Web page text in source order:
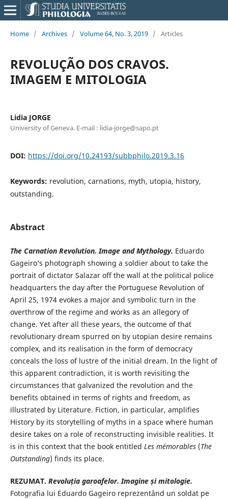
Home / Archives / Volume 64, No. 3, 2019 / Articles
REVOLUÇÃO DOS CRAVOS.
IMAGEM E MITOLOGIA
Lidia JORGE
University of Geneva. E-mail : lidia-jorge@sapo.pt
DOI: https://doi.org/10.24193/subbphilo.2019.3.16
Keywords: revolution, carnations, myth, utopia, history,
outstanding.
Abstract
The Carnation Revolution.Image and Mythology. Eduardo
Gageiro’s photograph showing a soldier about to take the
portrait of dictator Salazar off the wall at the political police
headquarters the day after the Portuguese Revolution of
April 25, 1974 evokes a major and symbolic turn in the
overthrow of the regime and works as an allegory of
change. Yet after all these years, the outcome of that
revolutionary dream spurred on by utopian desire remains
complex, and its realisation in the form of democracy
conceals the loss of lustre of the initial dream. In the light of
this apparent contradiction, it is worth revisiting the
circumstances that galvanized the revolution and the
benefits obtained in terms of rights and freedom, as
illustrated by Literature. Fiction, in particular, amplifies
History by its storytelling of myths in a space where human
desire takes on a role of reconstructing invisible realities. It
is in this context that the book entitled Les mémorables(The
Outstanding) finds its place.
REZUMAT. Revoluția garoafelor. Imagine și mitologie.
Fotografia lui Eduardo Gageiro reprezentând un soldat pe